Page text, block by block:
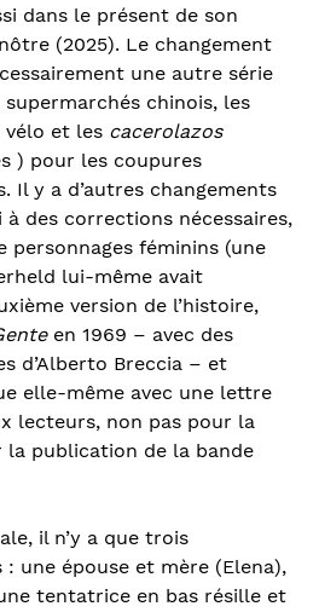
dans le présent de son
(2025). Le changement
une autre série
chinois, les
vélo et les cacerolazos
) pour les coupures
Il y a d’autres changements
des corrections nécessaires,
personnages féminins (une
lui-même avait
version de l’histoire,
en 1969 – avec des
d’Alberto Breccia – et
elle-même avec une lettre
lecteurs, non pas pour la
la publication de la bande
il n’y a que trois
: une épouse et mère (Elena),
tentatrice en bas résille et